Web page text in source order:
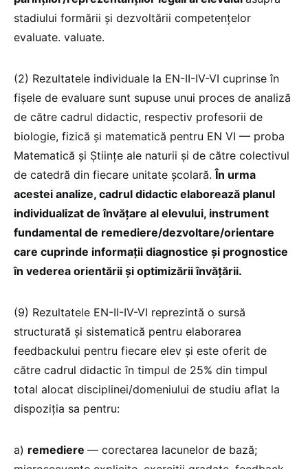
stadiului formării și dezvoltării competențelor
evaluate. valuate.
(2) Rezultatele individuale la EN-II-IV-VI cuprinse în
fișele de evaluare sunt supuse unui proces de analiză
de către cadrul didactic, respectiv profesorii de
biologie, fizică și matematică pentru EN VI — proba
Matematică și Științe ale naturii și de către colectivul
de catedră din fiecare unitate școlară.În urma
acestei analize, cadrul didactic elaborează planul
individualizat de învățare al elevului, instrument
fundamental de remediere/dezvoltare/orientare
care cuprinde informații diagnostice și prognostice
în vederea orientării și optimizării învățării.
(9) Rezultatele EN-II-IV-VI reprezintă o sursă
structurată și sistematică pentru elaborarea
feedbackului pentru fiecare elev și este oferit de
către cadrul didactic în timpul de 25% din timpul
total alocat disciplinei/domeniului de studiu aflat la
dispoziția sa pentru:
a) remediere — corectarea lacunelor de bază;